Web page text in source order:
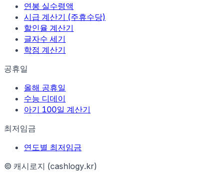
연봉 실수령액
시급 계산기 (주휴수당)
할인율 계산기
글자수 세기
학점 계산기
공휴일
올해 공휴일
수능 디데이
아기 100일 계산기
최저임금
연도별 최저임금
© 캐시로지 (cashlogy.kr)